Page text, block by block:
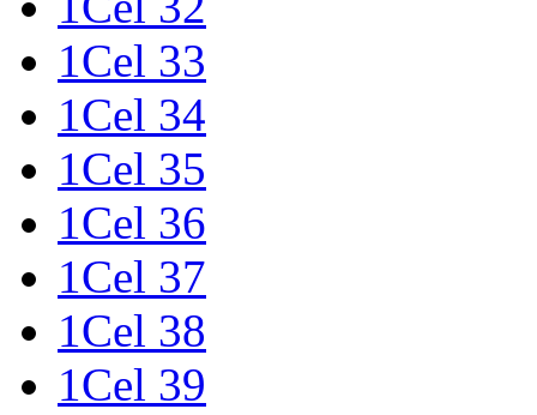
1Cel 33
1Cel 34
1Cel 35
1Cel 36
1Cel 37
1Cel 38
1Cel 39